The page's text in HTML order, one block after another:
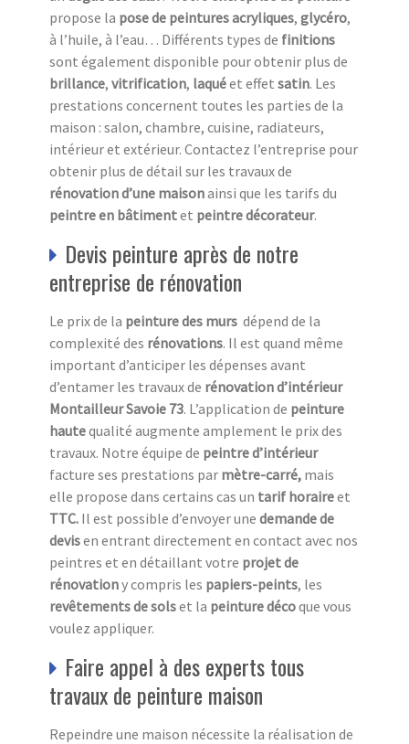
propose la pose de peintures acryliques, glycéro,
à l’huile, à l’eau… Différents types de finitions
sont également disponible pour obtenir plus de
brillance, vitrification, laquéet effet satin. Les
prestations concernent toutes les parties de la
maison : salon, chambre, cuisine, radiateurs,
intérieur et extérieur. Contactez l’entreprise pour
obtenir plus de détail sur les travaux de
rénovation d’une maisonainsi que les tarifs du
peintre en bâtimentet peintre décorateur.
Devis peinture après de notre
entreprise de rénovation
Le prix de la peinture des murs dépend de la
complexité des rénovations. Il est quand même
important d’anticiper les dépenses avant
d’entamer les travaux de rénovation d’intérieur
Montailleur Savoie 73. L’application de peinture
hautequalité augmente amplement le prix des
travaux. Notre équipe de peintre d’intérieur
facture ses prestations par mètre-carré, mais
elle propose dans certains cas un tarif horaireet
TTC. Il est possible d’envoyer une demande de
devisen entrant directement en contact avec nos
peintres et en détaillant votre projet de
rénovationy compris les papiers-peints, les
revêtements de solset la peinture décoque vous
voulez appliquer.
Faire appel à des experts tous
travaux de peinture maison
Repeindre une maison nécessite la réalisation de